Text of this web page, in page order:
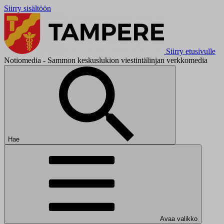
Siirry sisältöön
Siirry etusivulle
Notiomedia - Sammon keskuslukion viestintälinjan verkkomedia
Hae
Avaa valikko